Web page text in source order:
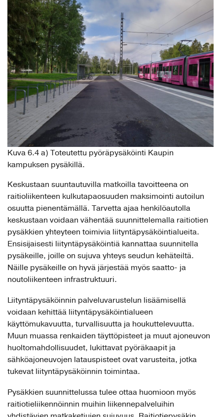
Kuva 6.4 a) Toteutettu pyöräpysäköinti Kaupin
kampuksen pysäkillä.
Keskustaan suuntautuvilla matkoilla tavoitteena on
raitioliikenteen kulkutapaosuuden maksimointi autoilun
osuutta pienentämällä. Tarvetta ajaa henkilöautolla
keskustaan voidaan vähentää suunnittelemalla raitiotien
pysäkkien yhteyteen toimivia liityntäpysäköintialueita.
Ensisijaisesti liityntäpysäköintiä kannattaa suunnitella
pysäkeille, joille on sujuva yhteys seudun kehäteiltä.
Näille pysäkeille on hyvä järjestää myös saatto- ja
noutoliikenteen infrastruktuuri.
Liityntäpysäköinnin palveluvarustelun lisäämisellä
voidaan kehittää liityntäpysäköintialueen
käyttömukavuutta, turvallisuutta ja houkuttelevuutta.
Muun muassa renkaiden täyttöpisteet ja muut ajoneuvon
huoltomahdollisuudet, lukittavat pyöräkaapit ja
sähköajoneuvojen latauspisteet ovat varusteita, jotka
tukevat liityntäpysäköinnin toimintaa.
Pysäkkien suunnittelussa tulee ottaa huomioon myös
raitiotieliikennöinnin muihin liikennepalveluihin